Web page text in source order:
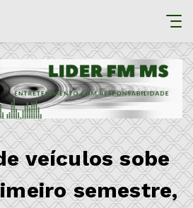
veículos sobe
semestre,